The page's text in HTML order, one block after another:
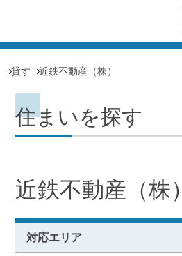
貸す 近鉄不動産（株）
住まいを探す
近鉄不動産（株）
対応エリア